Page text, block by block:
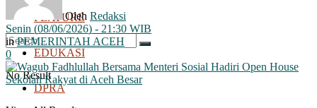
No Result
FEATURE
EDUKASI
DPRA
Oleh Redaksi
Senin (08/06/2026) - 21:30 WIB
in PEMERINTAH ACEH
0